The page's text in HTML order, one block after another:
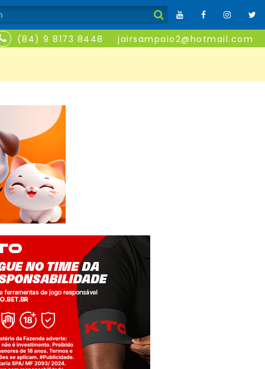
(84) 9 8173 8448 jairsampaio2@hotmail.com